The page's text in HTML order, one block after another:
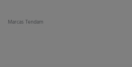
Marcas Tendam